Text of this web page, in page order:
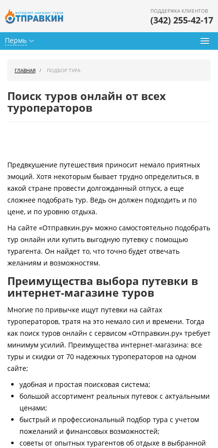
Пермь
ПОДДЕРЖКА КЛИЕНТОВ
(342) 255-42-17
Горящие туры
Страны
Как купить
Контакты
ГЛАВНАЯ ПОДБОР ТУРА
Поиск туров онлайн от всех
туроператоров
Предвкушение путешествия приносит немало приятных
эмоций. Хотя некоторым бывает трудно определиться, в
какой стране провести долгожданный отпуск, а еще
сложнее подобрать тур. Ведь он должен подходить и по
цене, и по уровню отдыха.
На сайте «Отправкин.ру» можно самостоятельно подобрать
тур онлайн или купить выгодную путевку с помощью
турагента. Он найдет то, что точно будет отвечать
желаниям и возможностям.
Преимущества выбора путевки в
интернет-магазине туров
Многие по привычке ищут путевки на сайтах
туроператоров, тратя на это немало сил и времени. Тогда
как поиск туров онлайн с сервисом «Отправкин.ру» требует
минимум усилий. Преимущества интернет-магазина: все
туры и скидки от 70 надежных туроператоров на одном
сайте;
удобная и простая поисковая система;
большой ассортимент реальных путевок с актуальными
ценами;
быстрый и профессиональный подбор тура с учетом
пожеланий и финансовых возможностей;
советы от опытных турагентов об отдыхе в выбранной